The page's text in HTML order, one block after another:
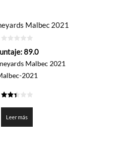
Malbec 2021
de
89.0
Malbec 2021
2021
Leer más